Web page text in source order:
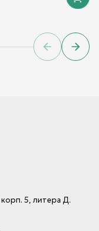
Previous
Next
5, литера Д.